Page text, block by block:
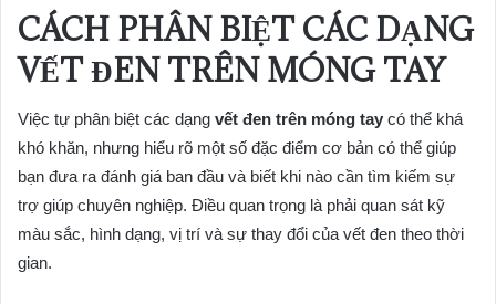
CÁCH PHÂN BIỆT CÁC DẠNG
VẾT ĐEN TRÊN MÓNG TAY
Việc tự phân biệt các dạng vết đen trên móng tay có thể khá
khó khăn, nhưng hiểu rõ một số đặc điểm cơ bản có thể giúp
bạn đưa ra đánh giá ban đầu và biết khi nào cần tìm kiếm sự
trợ giúp chuyên nghiệp. Điều quan trọng là phải quan sát kỹ
màu sắc, hình dạng, vị trí và sự thay đổi của vết đen theo thời
gian.